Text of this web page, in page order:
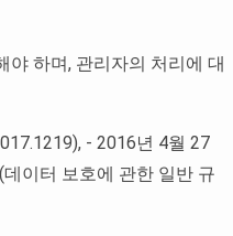
하며, 관리자의 처리에 대
- 2016년 4월 27
이터 보호에 관한 일반 규